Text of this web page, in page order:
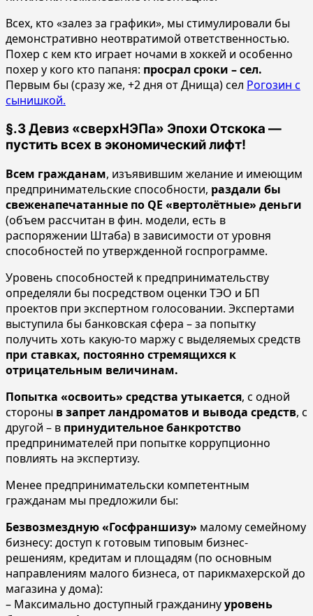
Всех, кто «залез за графики», мы стимулировали бы
демонстративно неотвратимой ответственностью.
Похер с кем кто играет ночами в хоккей и особенно
похер у кого кто папаня: просрал сроки – сел.
Первым бы (сразу же, +2 дня от Днища) сел Рогозин с
сынишкой.
§.3 Девиз «сверхНЭПа» Эпохи Отскока —
пустить всех в экономический лифт!
Всем гражданам, изъявившим желание и имеющим
предпринимательские способности, раздали бы
свеженапечатанные по QE «вертолётные» деньги
(объем рассчитан в фин. модели, есть в
распоряжении Штаба) в зависимости от уровня
способностей по утвержденной госпрограмме.
Уровень способностей к предпринимательству
определяли бы посредством оценки ТЭО и БП
проектов при экспертном голосовании. Экспертами
выступила бы банковская сфера – за попытку
получить хоть какую-то маржу с выделяемых средств
при ставках, постоянно стремящихся к
отрицательным величинам.
Попытка «освоить» средства утыкается, с одной
стороны в запрет ландроматов и вывода средств, с
другой – в принудительное банкротство
предпринимателей при попытке коррупционно
повлиять на экспертизу.
Менее предпринимательски компетентным
гражданам мы предложили бы:
Безвозмездную «Госфраншизу» малому семейному
бизнесу: доступ к готовым типовым бизнес-
решениям, кредитам и площадям (по основным
направлениям малого бизнеса, от парикмахерской до
магазина у дома):
– Максимально доступный гражданинууровень